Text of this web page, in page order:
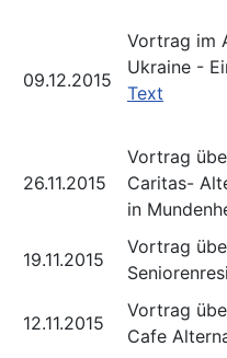
09.12.2015
Vortrag im
Ukraine -
Text
26.11.2015
Vortrag
Caritas-
in
19.11.2015
Vortrag
12.11.2015
Vortrag
Cafe